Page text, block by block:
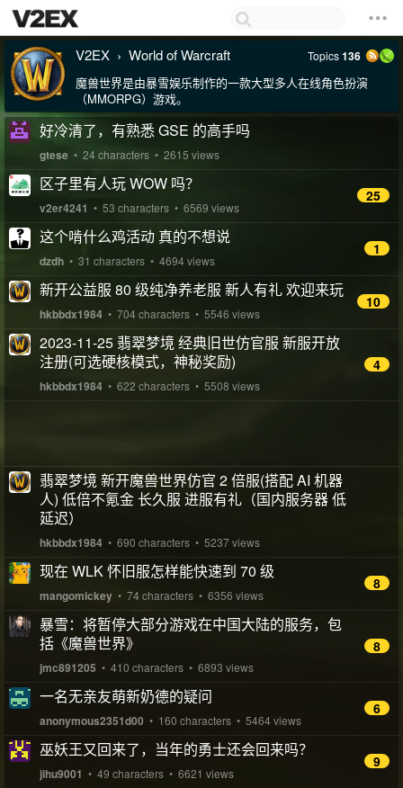
V2EX › World of Warcraft Topics136
魔兽世界是由暴雪娱乐制作的一款大型多人在线角色扮演
（MMORPG）游戏。
好冷清了，有熟悉 GSE 的高手吗
gtese • 24 characters • 2615 views
区子里有人玩 WOW 吗？
v2er4241 • 53 characters • 6569 views
25
这个啃什么鸡活动 真的不想说
dzdh • 31 characters • 4694 views
1
新开公益服 80 级纯净养老服 新人有礼 欢迎来玩
hkbbdx1984 • 704 characters • 5546 views
10
2023-11-25 翡翠梦境 经典旧世仿官服 新服开放
注册(可选硬核模式，神秘奖励)
hkbbdx1984 • 622 characters • 5508 views
4
翡翠梦境 新开魔兽世界仿官 2 倍服(搭配 AI 机器
人) 低倍不氪金 长久服 进服有礼（国内服务器 低
延迟）
hkbbdx1984 • 690 characters • 5237 views
现在 WLK 怀旧服怎样能快速到 70 级
mangomickey • 74 characters • 6356 views
8
暴雪：将暂停大部分游戏在中国大陆的服务，包
括《魔兽世界》
jmc891205 • 410 characters • 6893 views
8
一名无亲友萌新奶德的疑问
anonymous2351d00 • 160 characters • 5464 views
6
巫妖王又回来了，当年的勇士还会回来吗？
jihu9001 • 49 characters • 6621 views
9